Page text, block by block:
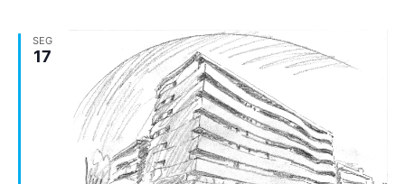
SEG
17